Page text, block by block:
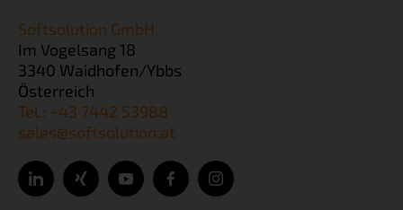
Softsolution GmbH
Im Vogelsang 18
3340 Waidhofen/Ybbs
Österreich
Tel.: +43 7442 53988
sales@softsolution.at